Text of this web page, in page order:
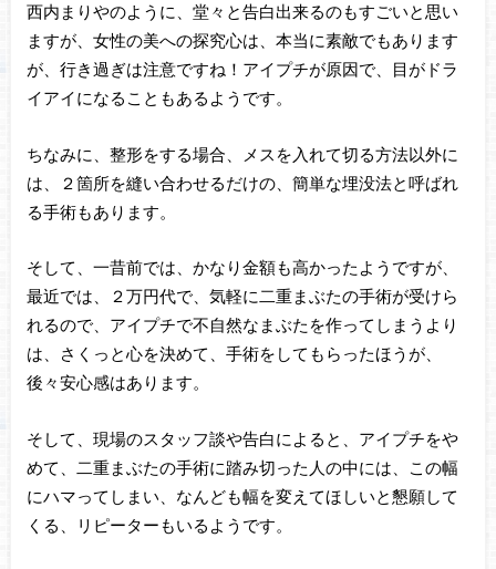
西内まりやのように、堂々と告白出来るのもすごいと思い
ますが、女性の美への探究心は、本当に素敵でもあります
が、行き過ぎは注意ですね！アイプチが原因で、目がドラ
イアイになることもあるようです。
ちなみに、整形をする場合、メスを入れて切る方法以外に
は、２箇所を縫い合わせるだけの、簡単な埋没法と呼ばれ
る手術もあります。
そして、一昔前では、かなり金額も高かったようですが、
最近では、２万円代で、気軽に二重まぶたの手術が受けら
れるので、アイプチで不自然なまぶたを作ってしまうより
は、さくっと心を決めて、手術をしてもらったほうが、
後々安心感はあります。
そして、現場のスタッフ談や告白によると、アイプチをや
めて、二重まぶたの手術に踏み切った人の中には、この幅
にハマってしまい、なんども幅を変えてほしいと懇願して
くる、リピーターもいるようです。